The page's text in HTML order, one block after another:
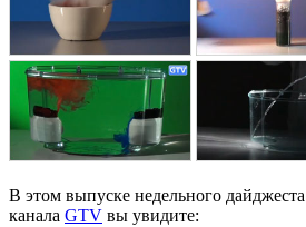
В этом выпуске недельного дайджеста
канала GTV вы увидите: